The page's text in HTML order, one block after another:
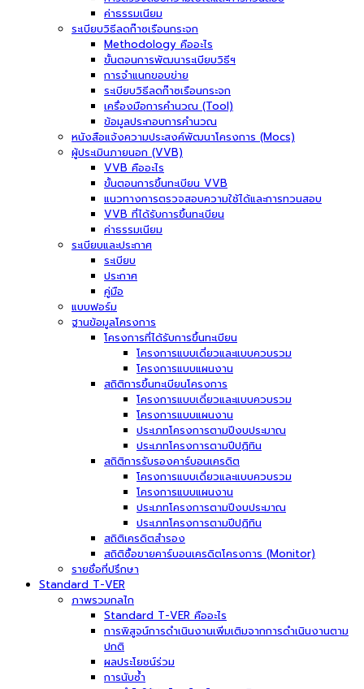
ค่าธรรมเนียม
ระเบียบวิธีลดก๊าซเรือนกระจก
Methodology คืออะไร
ขั้นตอนการพัฒนาระเบียบวิธีฯ
การจำแนกขอบข่าย
ระเบียบวิธีลดก๊าซเรือนกระจก
เครื่องมือการคำนวณ (Tool)
ข้อมูลประกอบการคำนวณ
หนังสือแจ้งความประสงค์พัฒนาโครงการ (Mocs)
ผู้ประเมินภายนอก (VVB)
VVB คืออะไร
ขั้นตอนการขึ้นทะเบียน VVB
แนวทางการตรวจสอบความใช้ได้และการทวนสอบ
VVB ที่ได้รับการขึ้นทะเบียน
ค่าธรรมเนียม
ระเบียบและประกาศ
ระเบียบ
ประกาศ
คู่มือ
แบบฟอร์ม
ฐานข้อมูลโครงการ
โครงการที่ได้รับการขึ้นทะเบียน
โครงการแบบเดี่ยวและแบบควบรวม
โครงการแบบแผนงาน
สถิติการขึ้นทะเบียนโครงการ
โครงการแบบเดี่ยวและแบบควบรวม
โครงการแบบแผนงาน
ประเภทโครงการตามปีงบประมาณ
ประเภทโครงการตามปีปฏิทิน
สถิติการรับรองคาร์บอนเครดิต
โครงการแบบเดี่ยวและแบบควบรวม
โครงการแบบแผนงาน
ประเภทโครงการตามปีงบประมาณ
ประเภทโครงการตามปีปฏิทิน
สถิติเครดิตสำรอง
สถิติซื้อขายคาร์บอนเครดิตโครงการ (Monitor)
รายชื่อที่ปรึกษา
Standard T-VER
ภาพรวมกลไก
Standard T-VER คืออะไร
การพิสูจน์การดำเนินงานเพิ่มเติมจากการดำเนินงานตาม
ปกติ
ผลประโยชน์ร่วม
การนับซ้ำ